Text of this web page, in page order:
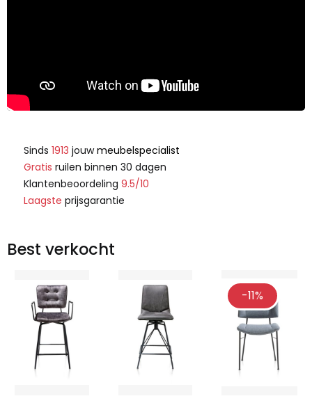
Sinds 1913 jouwmeubelspecialist
Gratis ruilen binnen 30 dagen
Klantenbeoordeling 9.5/10
Laagste prijsgarantie
Best verkocht
-11%